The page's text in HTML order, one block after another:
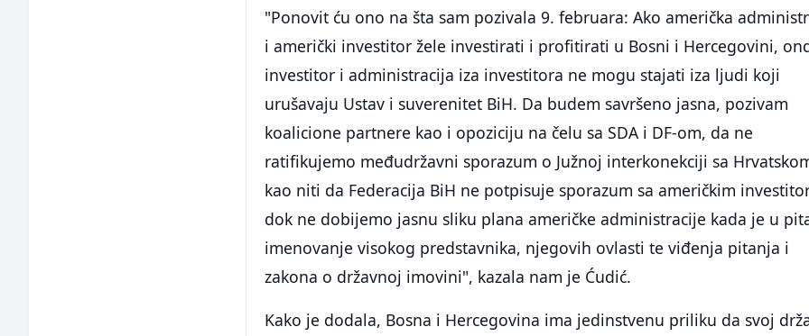
"Ponovit ću ono na šta sam pozivala 9. februara: Ako američka
i američki investitor žele investirati i profitirati u Bosni i Hercegovini,
investitor i administracija iza investitora ne mogu stajati iza ljudi koji
urušavaju Ustav i suverenitet BiH. Da budem savršeno jasna, pozivam
koalicione partnere kao i opoziciju na čelu sa SDA i DF-om, da ne
ratifikujemo međudržavni sporazum o Južnoj interkonekciji sa
kao niti da Federacija BiH ne potpisuje sporazum sa američkim
dok ne dobijemo jasnu sliku plana američke administracije kada je u
imenovanje visokog predstavnika, njegovih ovlasti te viđenja pitanja i
zakona o državnoj imovini", kazala nam je Ćudić.
Kako je dodala, Bosna i Hercegovina ima jedinstvenu priliku da svoj